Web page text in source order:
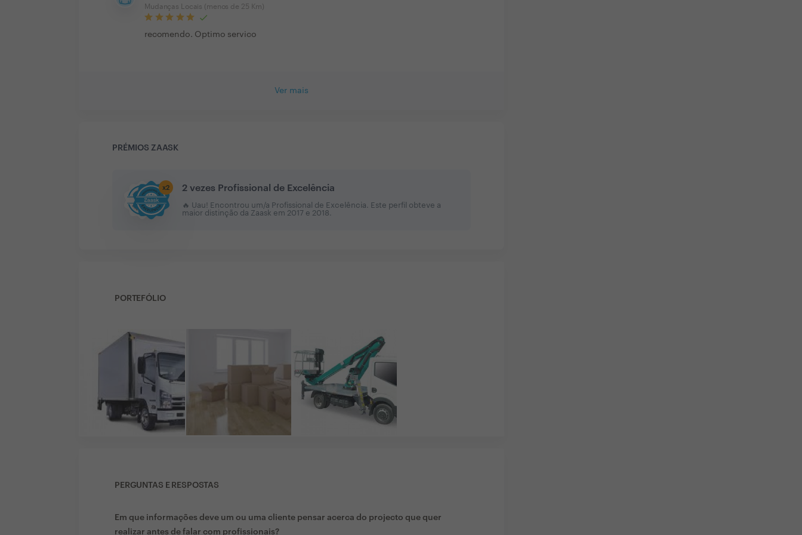
Mudanças Locais (menos de 25 Km)
recomendo. Optimo servico
Ver mais
PRÉMIOS ZAASK
x2 2 vezes Profissional de Excelência
🔥 Uau! Encontrou um/a Profissional de Excelência. Este perfil obteve a
maior distinção da Zaask em 2017 e 2018
PORTEFÓLIO
PERGUNTAS E RESPOSTAS
Em que informações deve um ou uma cliente pensar acerca do projecto que quer
realizar antes de falar com profissionais?